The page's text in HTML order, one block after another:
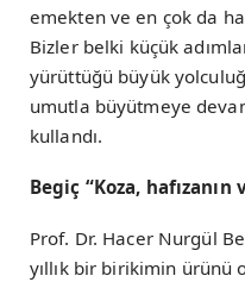
emekten ve en çok da
Bizler belki küçük
yürüttüğü büyük
umutla büyütmeye
kullandı.
Begiç “Koza,
Prof. Dr. Hacer Nurgül
yıllık bir birikimin